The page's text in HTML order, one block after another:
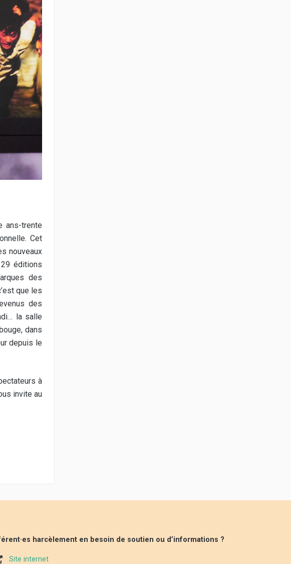
ans-trente
Cet
nouveaux
éditions
des
que les
des
la salle
dans
depuis le
à
invite au
harcèlement en besoin de soutien ou d’informations ?
Site internet